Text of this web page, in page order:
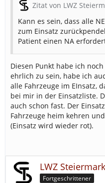
Zitat von LWZ
Kann es sein, dass alle
zum Einsatz
Patient einen NA
Diesen Punkt habe ich
ehrlich zu sein, habe ich
alle Fahrzeuge im EInsatz,
bei mir in der Einsatzliste.
auch schon fast. Der
Fahrzeuge heim kehren
(Einsatz wird wieder rot).
LWZ Steiermark
Fortgeschrittener